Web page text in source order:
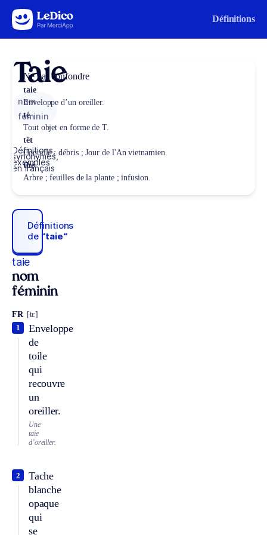
Aller au contenu Définitions
Taie
nom
féminin
Définitions,
synonymes,
exemples
en français
Définitions
de “taie“
taie
nom
féminin
FR [tɛ]
Enveloppe
de
toile
qui
recouvre
un
oreiller.
1
Une
taie
d’oreiller.
Tache
blanche
opaque
qui
se
2
Ne pas confondre
taie
Enveloppe d’un oreiller.
té
Tout objet en forme de T.
têt
Coquille ; débris ; Jour de l'An vietnamien.
thé
Arbre ; feuilles de la plante ; infusion.